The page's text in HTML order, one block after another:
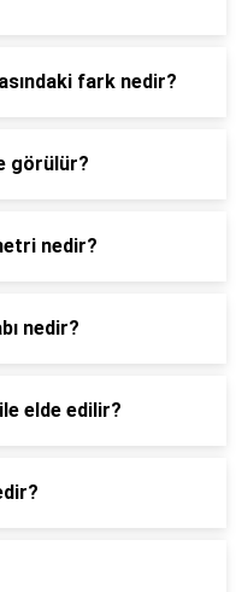
fark nedir?
görülür?
nedir?
nedir?
elde edilir?